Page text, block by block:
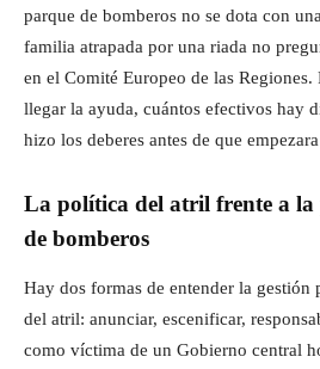
parque de bomberos no se dota con
familia atrapada por una riada no
en el Comité Europeo de las Regiones.
llegar la ayuda, cuántos efectivos hay
hizo los deberes antes de que
La política del atril frente a la
de bomberos
Hay dos formas de entender la gestión
del atril: anunciar, escenificar,
como víctima de un Gobierno central